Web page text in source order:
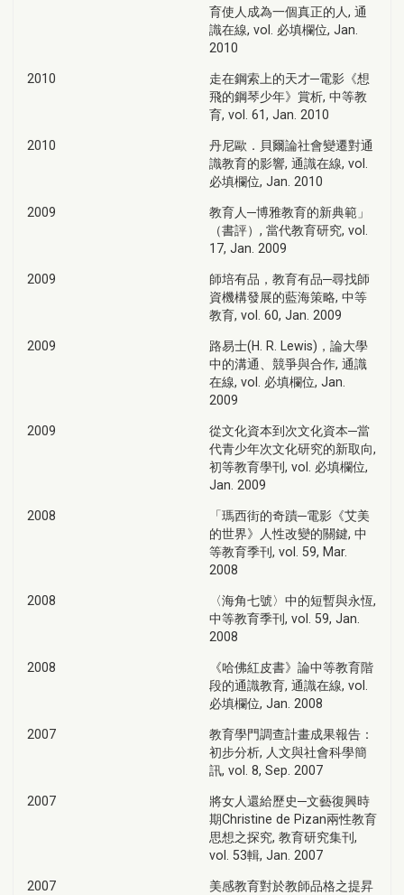
育使人成為一個真正的人, 通
識在線, vol. 必填欄位, Jan.
2010
2010
走在鋼索上的天才─電影《想
飛的鋼琴少年》賞析, 中等教
育, vol. 61, Jan. 2010
2010
丹尼歐．貝爾論社會變遷對通
識教育的影響, 通識在線, vol.
必填欄位, Jan. 2010
2009
教育人─博雅教育的新典範」
（書評）, 當代教育研究, vol.
17, Jan. 2009
2009
師培有品，教育有品─尋找師
資機構發展的藍海策略, 中等
教育, vol. 60, Jan. 2009
2009
路易士(H. R. Lewis)，論大學
中的溝通、競爭與合作, 通識
在線, vol. 必填欄位, Jan.
2009
2009
從文化資本到次文化資本─當
代青少年次文化研究的新取向,
初等教育學刊, vol. 必填欄位,
Jan. 2009
2008
「瑪西街的奇蹟─電影《艾美
的世界》人性改變的關鍵, 中
等教育季刊, vol. 59, Mar.
2008
2008
〈海角七號〉中的短暫與永恆,
中等教育季刊, vol. 59, Jan.
2008
2008
《哈佛紅皮書》論中等教育階
段的通識教育, 通識在線, vol.
必填欄位, Jan. 2008
2007
教育學門調查計畫成果報告：
初步分析, 人文與社會科學簡
訊, vol. 8, Sep. 2007
2007
將女人還給歷史─文藝復興時
期Christine de Pizan兩性教育
思想之探究, 教育研究集刊,
vol. 53輯, Jan. 2007
2007
美感教育對於教師品格之提昇